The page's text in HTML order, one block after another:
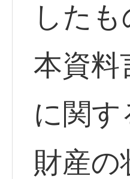
した
本資料
に関
財産